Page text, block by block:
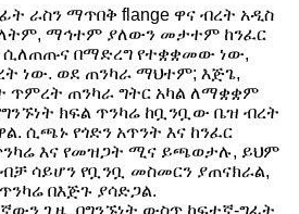
ራስን ማጥበቅ flange ዋና ብረት አዲስ
ማኅተም ያለውን መታተም ከንፈር
ሲለጠጡና በማድረግ የተቋቋመው ነው,
ነው. ወደ ጠንካራ ማህተም; እጅጌ,
ጥምረት ጠንካራ ግትር አካል ለማቋቋም
ክፍል ጥንካሬ ከቧንቧው ቤዝ ብረት
ሲጫኑ የጎድን አጥንት እና ከንፈር
እና የመዝጋት ሚና ይጫወታሉ, ይህም
ሳይሆን የቧንቧ መስመርን ያጠናክራል,
በእጅጉ ያሳድጋል.
ጊዜ, በግንኙነት ውስጥ ከፍተኛ-ግፊት